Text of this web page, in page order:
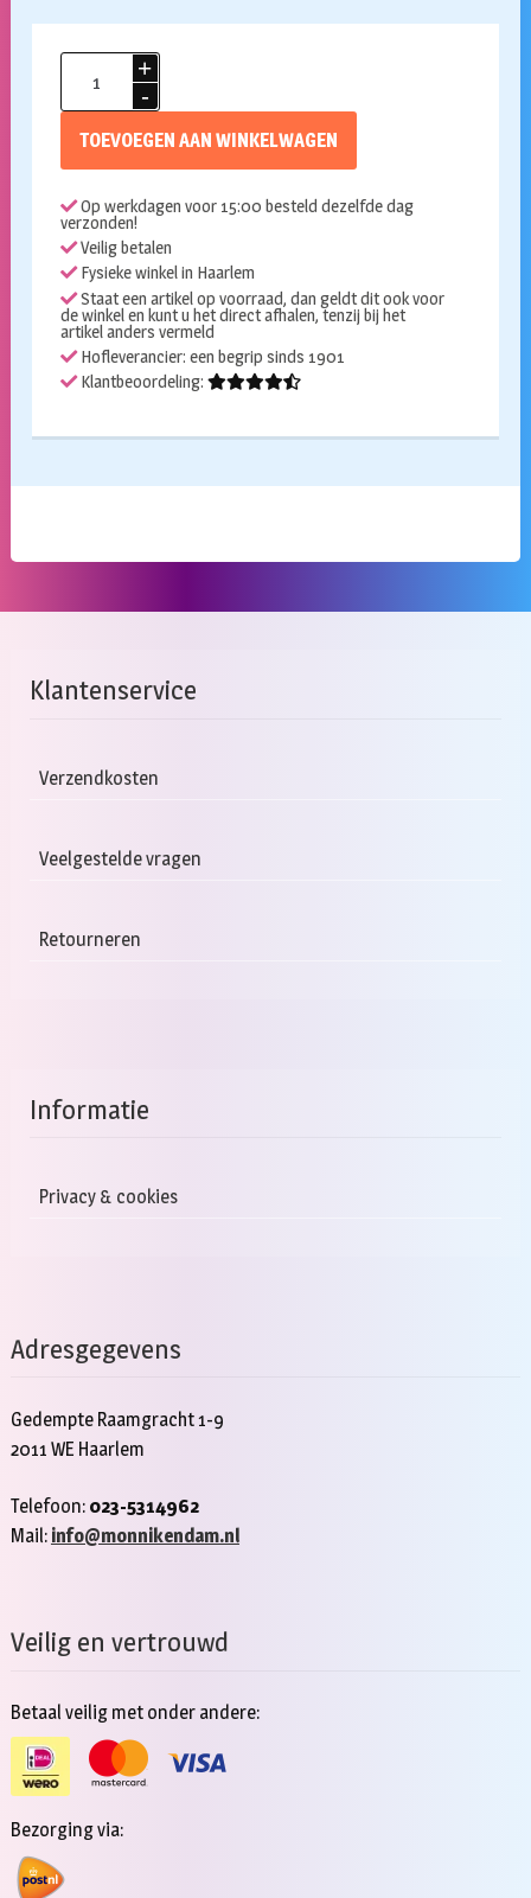
slinger
meter
aantal
TOEVOEGEN AAN WINKELWAGEN
Op werkdagen voor 15:00 besteld dezelfde dag
verzonden!
Veilig betalen
Fysieke winkel in Haarlem
Staat een artikel op voorraad, dan geldt dit ook voor
de winkel en kunt u het direct afhalen, tenzij bij het
artikel anders vermeld
Hofleverancier: een begrip sinds 1901
Klantbeoordeling:
Klantenservice
Verzendkosten
Veelgestelde vragen
Retourneren
Informatie
Privacy & cookies
Adresgegevens
Gedempte Raamgracht 1-9
2011 WE Haarlem
Telefoon: 023-5314962
Mail: info@monnikendam.nl
Veilig en vertrouwd
Betaal veilig met onder andere:
Bezorging via: